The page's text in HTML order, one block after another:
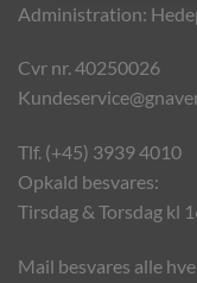
Administration:
Cvr nr. 40250026
Tlf. (+45) 3939 4010
Opkald besvares:
Tirsdag & Torsdag kl
Mail besvares alle